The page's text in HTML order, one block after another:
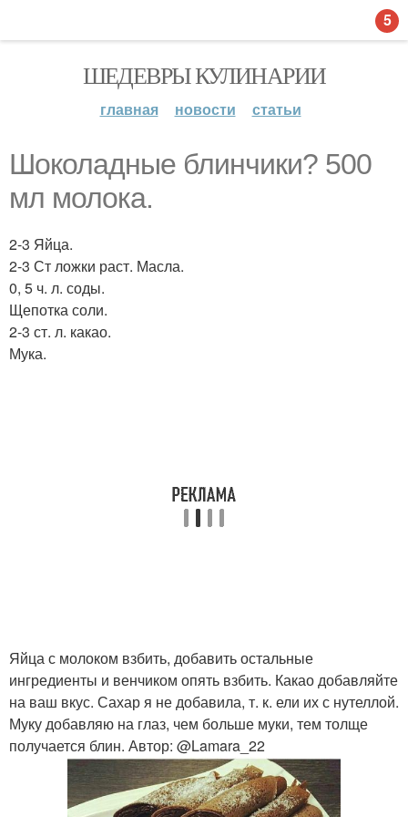
ШЕДЕВРЫ КУЛИНАРИИ
главная новости статьи
Шоколадные блинчики? 500
мл молока.
2-3 Яйца.
2-3 Ст ложки раст. Масла.
0, 5 ч. л. соды.
Щепотка соли.
2-3 ст. л. какао.
Мука.
Яйца с молоком взбить, добавить остальные
ингредиенты и венчиком опять взбить. Какао добавляйте
на ваш вкус. Сахар я не добавила, т. к. ели их с нутеллой.
Муку добавляю на глаз, чем больше муки, тем толще
получается блин. Автор: @Lamara_22
5